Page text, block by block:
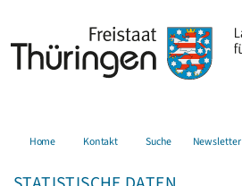
Home Kontakt Suche Newsletter